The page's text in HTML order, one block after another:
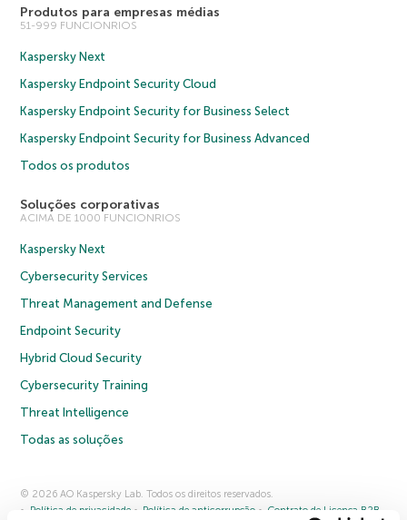
Produtos para empresas médias
51-999 FUNCIONRIOS
Kaspersky Next
Kaspersky Endpoint Security Cloud
Kaspersky Endpoint Security for Business Select
Kaspersky Endpoint Security for Business Advanced
Todos os produtos
Soluções corporativas
ACIMA DE 1000 FUNCIONRIOS
Kaspersky Next
Cybersecurity Services
Threat Management and Defense
Endpoint Security
Hybrid Cloud Security
Cybersecurity Training
Threat Intelligence
Todas as soluções
© 2026 AO Kaspersky Lab. Todos os direitos reservados.
Política de privacidade
Política de anticorrupção
Contrato de Licença B2B